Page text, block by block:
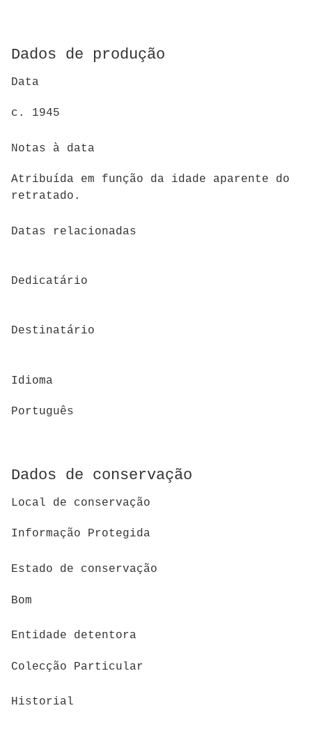
Dados de produção
Data
c. 1945
Notas à data
Atribuída em função da idade aparente do
retratado.
Datas relacionadas
Dedicatário
Destinatário
Idioma
Português
Dados de conservação
Local de conservação
Informação Protegida
Estado de conservação
Bom
Entidade detentora
Colecção Particular
Historial